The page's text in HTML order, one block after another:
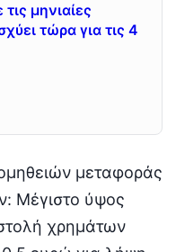
μηνιαίες
τώρα για τις 4
μεταφοράς
Μέγιστο ύψος
χρημάτων